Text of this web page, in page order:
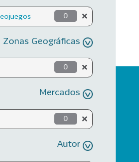
0
Zonas Geográficas
0
Mercados
0
Autor